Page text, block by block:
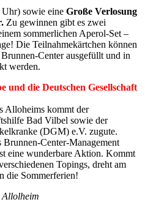
sowie eine Große Verlosung
Zu gewinnen gibt es zwei
sommerlichen Aperol-Set –
Die Teilnahmekärtchen können
Center ausgefüllt und in
werden.
und die Deutschen Gesellschaft
Alloheims kommt der
Bad Vilbel sowie der
(DGM) e.V. zugute.
Center-Management
eine wunderbare Aktion. Kommt
Topings, dreht am
die Sommerferien!
Allolheim